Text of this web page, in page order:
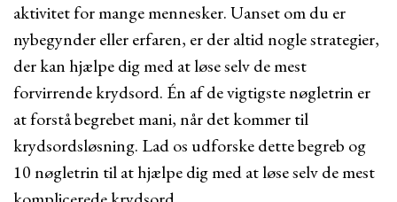
aktivitet for mange mennesker. Uanset om du er
nybegynder eller erfaren, er der altid nogle strategier,
der kan hjælpe dig med at løse selv de mest
forvirrende krydsord. Én af de vigtigste nøgletrin er
at forstå begrebet mani, når det kommer til
krydsordsløsning. Lad os udforske dette begreb og
10 nøgletrin til at hjælpe dig med at løse selv de mest